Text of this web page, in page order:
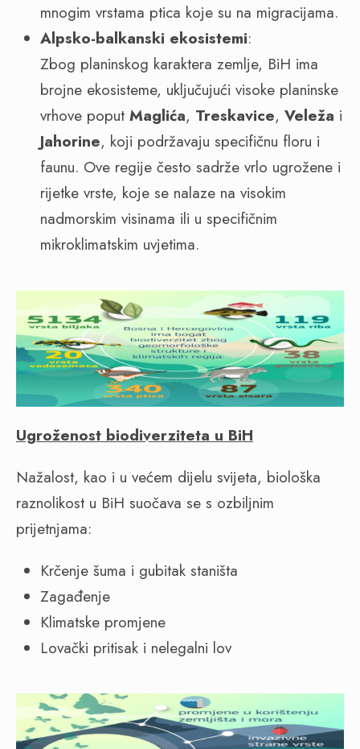
mnogim vrstama ptica koje su na migracijama.
Alpsko-balkanski ekosistemi:
Zbog planinskog karaktera zemlje, BiH ima
brojne ekosisteme, uključujući visoke planinske
vrhove poput Maglića, Treskavice, Veleža i
Jahorine, koji podržavaju specifičnu floru i
faunu. Ove regije često sadrže vrlo ugrožene i
rijetke vrste, koje se nalaze na visokim
nadmorskim visinama ili u specifičnim
mikroklimatskim uvjetima.
Ugroženost biodiverziteta u BiH
Nažalost, kao i u većem dijelu svijeta, biološka
raznolikost u BiH suočava se s ozbiljnim
prijetnjama:
Krčenje šuma i gubitak staništa
Zagađenje
Klimatske promjene
Lovački pritisak i nelegalni lov